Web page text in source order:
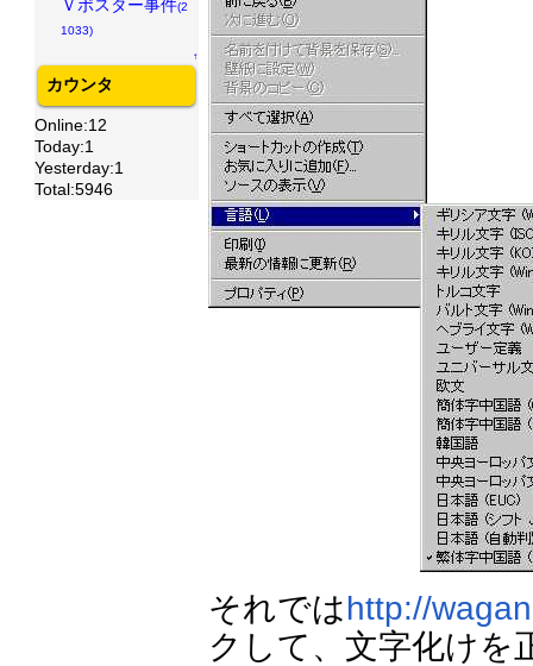
それではhttp://
クして、文字化けを
Ｖポスター事件(2
1033)
↑
カウンタ
Online:12
Today:1
Yesterday:1
Total:5946